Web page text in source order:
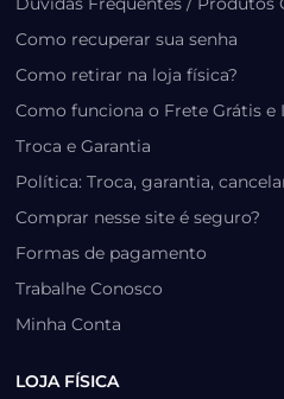
Como recuperar sua senha
Como retirar na loja física?
Como funciona o Frete Grátis e
Troca e Garantia
Política: Troca, garantia,
Comprar nesse site é seguro?
Formas de pagamento
Trabalhe Conosco
Minha Conta
LOJA FÍSICA